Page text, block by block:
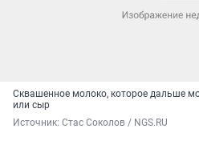
Сквашенное молоко, которое дальше
или сыр
Источник: Стас Соколов / NGS.RU